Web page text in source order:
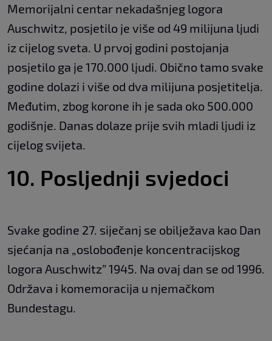
Memorijalni centar nekadašnjeg logora
Auschwitz, posjetilo je više od 49 milijuna ljudi
iz cijelog sveta. U prvoj godini postojanja
posjetilo ga je 170.000 ljudi. Obično tamo svake
godine dolazi i više od dva milijuna posjetitelja.
Međutim, zbog korone ih je sada oko 500.000
godišnje. Danas dolaze prije svih mladi ljudi iz
cijelog svijeta.
10. Posljednji svjedoci
Svake godine 27. siječanj se obilježava kao Dan
sjećanja na „oslobođenje koncentracijskog
logora Auschwitz” 1945. Na ovaj dan se od 1996.
Održava i komemoracija u njemačkom
Bundestagu.